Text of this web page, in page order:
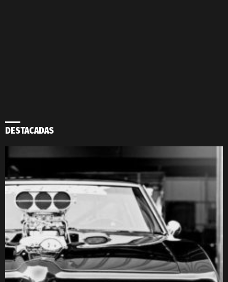
DESTACADAS